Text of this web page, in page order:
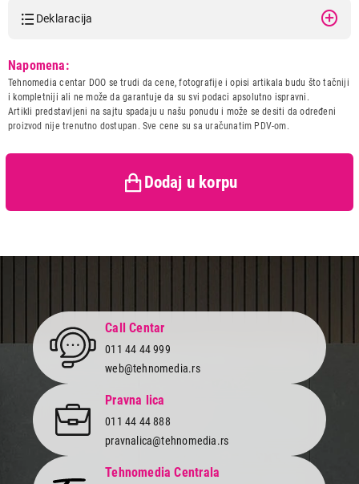
Deklaracija
Naziv i vrsta robe:
KABL IT/AV
Uvoznik:
Repro Market d.o.o.
Zemlja porekla:
Kina
Prava potrošača:
Zagarantovana sva prava
zaštiti potrošača
Napomena:
Tehnomedia centar DOO se trudi da cene, fotografije i opisi artikala budu što tačniji
i kompletniji ali ne može da garantuje da su svi podaci apsolutno ispravni.
Artikli predstavljeni na sajtu spadaju u našu ponudu i može se desiti da određeni
proizvod nije trenutno dostupan. Sve cene su sa uračunatim PDV-om.
Dodaj u korpu
599,00
KABLOVI IT/AV
396266
Proizvod je dodat u korpu.
Završi kupovinu
Call Centar
011 44 44 999
web@tehnomedia.rs
Pravna lica
011 44 44 888
pravnalica@tehnomedia.rs
Tehnomedia Centrala